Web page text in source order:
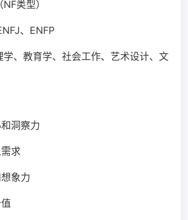
类型）
、ENFP
学、教育学、社会工作、艺术设计、文
洞察力
求
象力